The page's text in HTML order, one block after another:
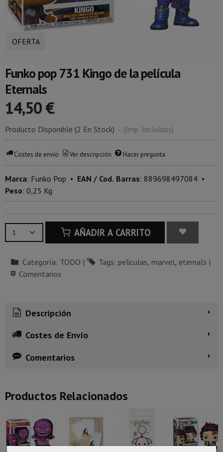
OFERTA
Funko pop 731 Kingo de la película
Eternals
14,50 €
Producto Disponible (2 En Stock) - (Imp. Incluidos)
Costes de envío Ver descripción Hacer pregunta
Marca: Funko Pop • EAN / Cod. Barras: 889698497084 •
Peso: 0,25 Kg
AÑADIR A CARRITO
Categoría: TODO | Tags: peliculas marvel eternals |
Comentarios
Descripción
Costes de Envío
Comentarios
Productos Relacionados